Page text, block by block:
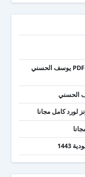
تحميل كتاب عقدك النفسية سجنك الأبدي PDF يوسف الحسني